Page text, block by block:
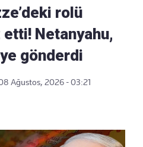
rolü
etti! Netanyahu,
gönderdi
Ağustos, 2026 - 03:21